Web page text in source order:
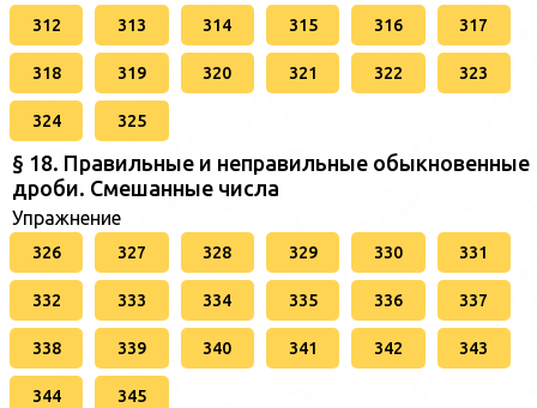
312 313 314 315 316 317
318 319 320 321 322 323
324 325
§ 18. Правильные и неправильные обыкновенные
дроби. Смешанные числа
Упражнение
326 327 328 329 330 331
332 333 334 335 336 337
338 339 340 341 342 343
344 345